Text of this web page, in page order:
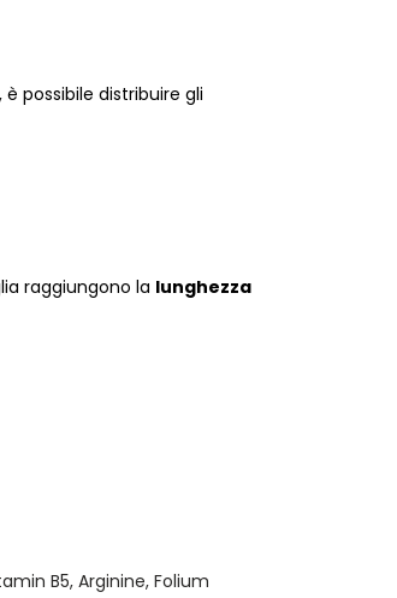
possibile distribuire gli
raggiungono la lunghezza
B5, Arginine, Folium